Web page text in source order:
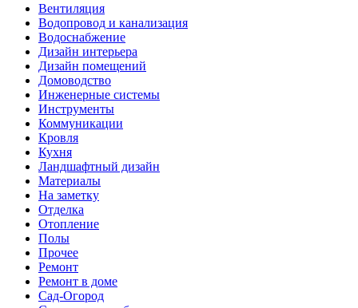
Вентиляция
Водопровод и канализация
Водоснабжение
Дизайн интерьера
Дизайн помещений
Домоводство
Инженерные системы
Инструменты
Коммуникации
Кровля
Кухня
Ландшафтный дизайн
Материалы
На заметку
Отделка
Отопление
Полы
Прочее
Ремонт
Ремонт в доме
Сад-Огород